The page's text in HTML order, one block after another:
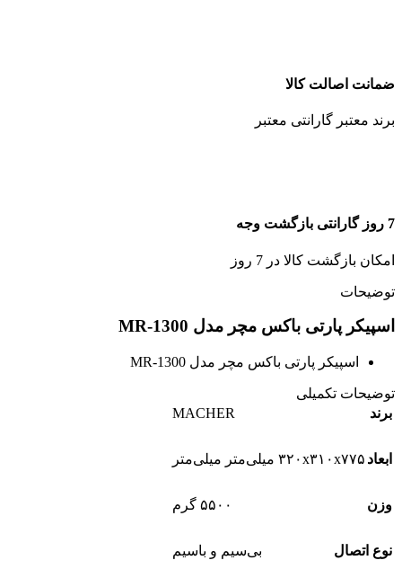
ضمانت اصالت کالا
برند معتبر گارانتی معتبر
7 روز گارانتی بازگشت وجه
امکان بازگشت کالا در 7 روز
توضیحات
اسپیکر پارتی باکس مچر مدل MR-1300
اسپیکر پارتی باکس مچر مدل MR-1300
توضیحات تکمیلی
برند
MACHER
ابعاد ۳۲۰x۳۱۰x۷۷۵ میلی‌متر میلی‌متر
وزن ۵۵۰۰ گرم
نوع اتصال بی‌سیم و باسیم